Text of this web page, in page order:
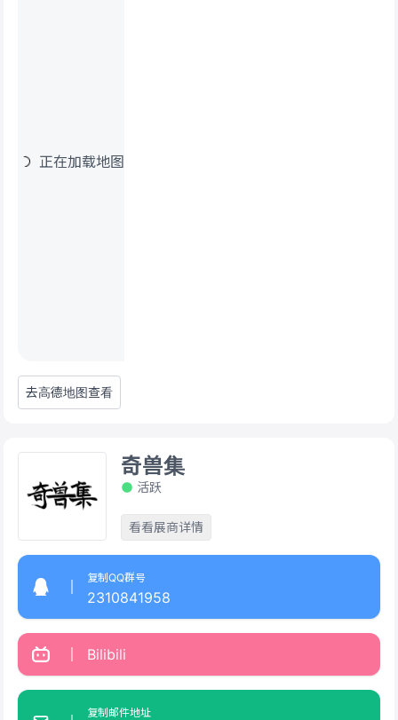
正在加载地图
去高德地图查看
奇兽集
活跃
看看展商详情
复制QQ群号
2310841958
Bilibili
复制邮件地址